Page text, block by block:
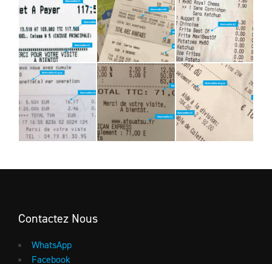
Contactez Nous
WhatsApp
Facebook